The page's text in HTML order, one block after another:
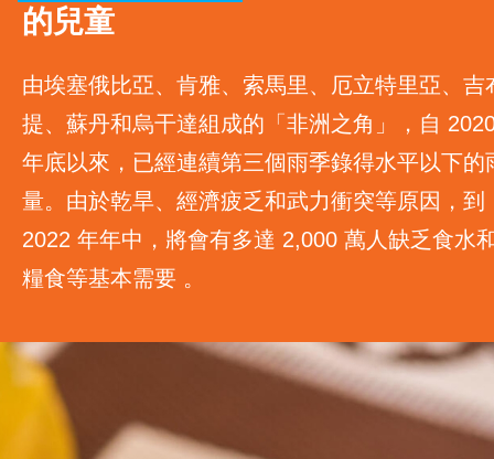
人道緊急救援項目
烏克蘭緊急救援項目
阿富汗危機緊急救援項目
本地倡議項目
本地教育及青年項目
工作成果
關於我們
的兒童
由埃塞俄比亞、肯雅、索馬里、厄立特里亞、吉
提、蘇丹和烏干達組成的「非洲之角」，自
年底以來，已經連續第三個雨季錄得水平以下的
量。由於乾旱、經濟疲乏和武力衝突等原因，到
2022 年年中，將會有多達 2,000 萬人缺乏食水
糧食等基本需要 。